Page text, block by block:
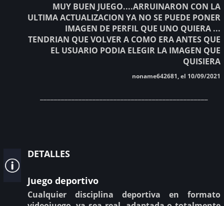
MUY BUEN JUEGO....ARRUINARON CON LA
ULTIMA ACTUALIZACION YA NO SE PUEDE PONER
IMAGEN DE PERFIL QUE UNO QUIERA ...
TENDRIAN QUE VOLVER A COMO ERA ANTES QUE
EL USUARIO PODIA ELEGIR LA IMAGEN QUE
QUISIERA
noname642681, el 10/09/2021
detalles
Juego deportivo
Cualquier disciplina deportiva en formato